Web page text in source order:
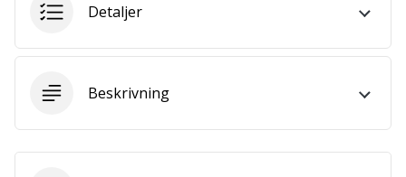
Ambassador.
Visa
alla
Detaljer
Beskrivning